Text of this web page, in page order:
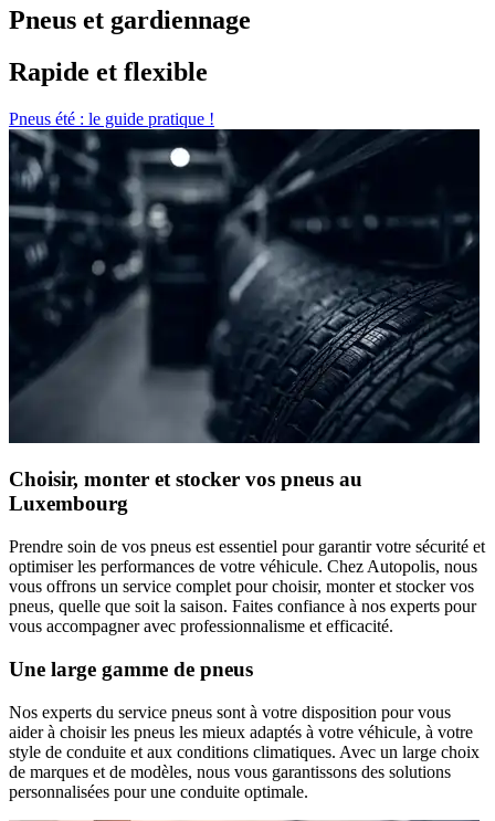
Pneus et gardiennage
Rapide et flexible
Pneus été : le guide pratique !
Choisir, monter et stocker vos pneus au
Luxembourg
Prendre soin de vos pneus est essentiel pour garantir votre sécurité et
optimiser les performances de votre véhicule. Chez Autopolis, nous
vous offrons un service complet pour choisir, monter et stocker vos
pneus, quelle que soit la saison. Faites confiance à nos experts pour
vous accompagner avec professionnalisme et efficacité.
Une large gamme de pneus
Nos experts du service pneus sont à votre disposition pour vous
aider à choisir les pneus les mieux adaptés à votre véhicule, à votre
style de conduite et aux conditions climatiques. Avec un large choix
de marques et de modèles, nous vous garantissons des solutions
personnalisées pour une conduite optimale.